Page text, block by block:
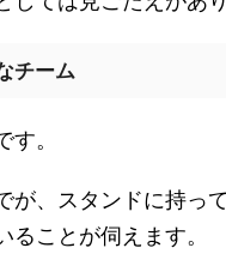
チーム
。
が、スタンドに持っ
ることが伺えます。